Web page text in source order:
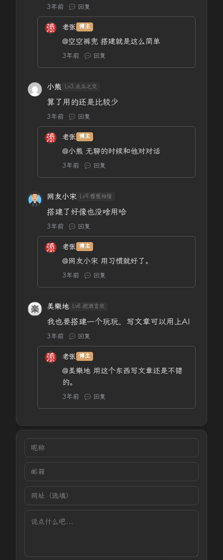
3年前 回复
老张 博主
@空空裤兜 搭建就是这么简单
3年前 回复
小熊 Lv3.点头之交
算了用的还是比较少
3年前 回复
老张 博主
@小熊 无聊的时候和他对对话
3年前 回复
网友小宋 Lv9.惺惺相惜
搭建了好像也没啥用哈
3年前 回复
老张 博主
@网友小宋 用习惯就好了。
3年前 回复
美樂地 Lv8.把酒言欢
我也要搭建一个玩玩，写文章可以用上AI
3年前 回复
老张 博主
@美樂地 用这个东西写文章还是不错
的。
3年前 回复